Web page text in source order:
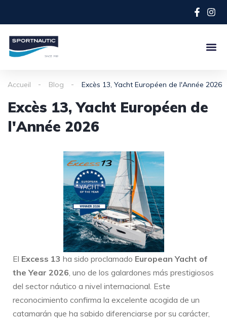
Accueil Blog Excès 13, Yacht Européen de l'Année 2026
Excès 13, Yacht Européen de
l'Année 2026
El Excess 13 ha sido proclamado European Yacht of
the Year 2026 , uno de los galardones más prestigiosos
del sector náutico a nivel internacional. Este
reconocimiento confirma la excelente acogida de un
catamarán que ha sabido diferenciarse por su carácter,